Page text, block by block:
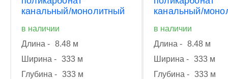
канальный/монолитный
в наличии
Длина - 8.48 м
Ширина - 333 м
Глубина - 333 м
канальный/
в наличии
Длина - 8.48 м
Ширина - 333 м
Глубина - 333 м